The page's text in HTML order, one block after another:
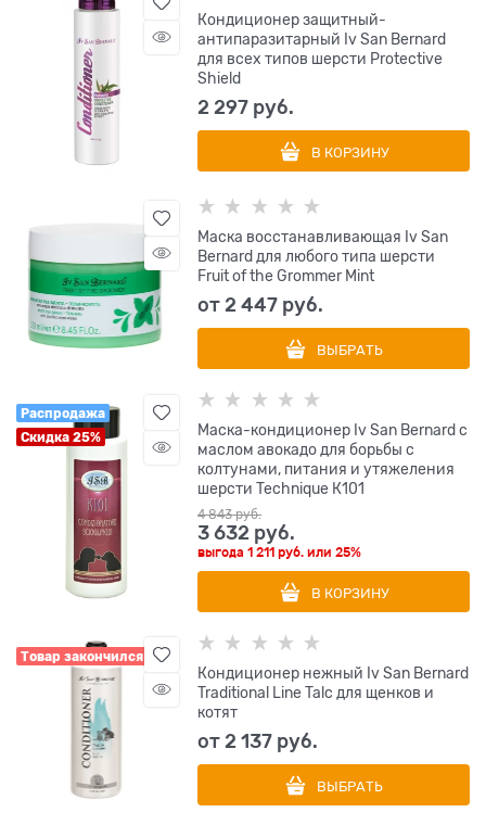
Кондиционер защитный-
антипаразитарный Iv San Bernard
для всех типов шерсти Protective
Shield
2 297 руб.
В КОРЗИНУ
Маска восстанавливающая Iv San
Bernard для любого типа шерсти
Fruit of the Grommer Mint
от2 447 руб.
ВЫБРАТЬ
Распродажа
Скидка 25%
Маска-кондиционер Iv San Bernard с
маслом авокадо для борьбы с
колтунами, питания и утяжеления
шерсти Technique К101
4 843 руб.
3 632 руб.
выгода1 211 руб. или25%
В КОРЗИНУ
Товар закончился
Кондиционер нежный Iv San Bernard
Traditional Line Talc для щенков и
котят
от2 137 руб.
ВЫБРАТЬ